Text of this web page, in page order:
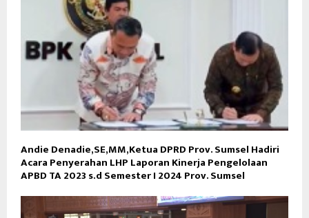
Andie Denadie,SE,MM,Ketua DPRD Prov. Sumsel Hadiri
Acara Penyerahan LHP Laporan Kinerja Pengelolaan
APBD TA 2023 s.d Semester I 2024 Prov. Sumsel